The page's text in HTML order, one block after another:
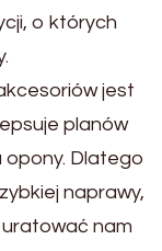
o których
jest
planów
opony. Dlatego
naprawy,
nam